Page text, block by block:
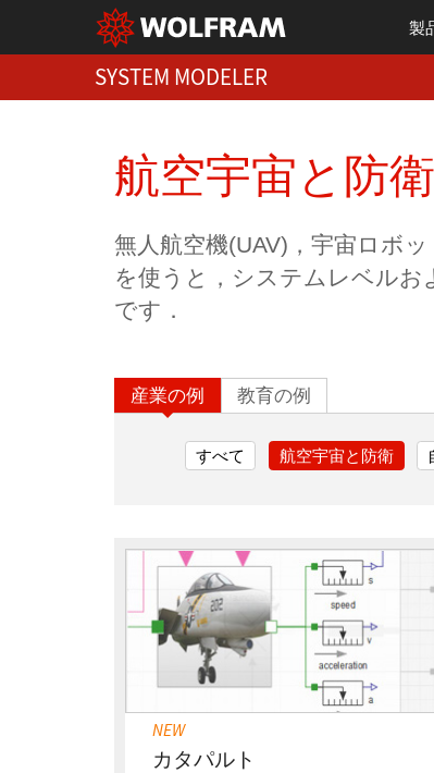
製
SYSTEM MODELER
航空宇宙と防衛
無人航空機(UAV)，宇宙ロボ
を使うと，システムレベル
です．
産業の例 教育の例
すべて 航空宇宙と防衛
NEW
カタパルト